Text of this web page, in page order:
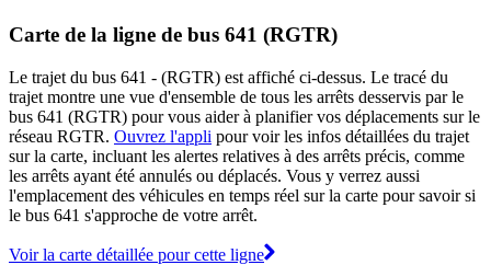
Carte de la ligne de bus 641 (RGTR)
Le trajet du bus 641 - (RGTR) est affiché ci-dessus. Le tracé du
trajet montre une vue d'ensemble de tous les arrêts desservis par le
bus 641 (RGTR) pour vous aider à planifier vos déplacements sur le
réseau RGTR. Ouvrez l'appli pour voir les infos détaillées du trajet
sur la carte, incluant les alertes relatives à des arrêts précis, comme
les arrêts ayant été annulés ou déplacés. Vous y verrez aussi
l'emplacement des véhicules en temps réel sur la carte pour savoir si
le bus 641 s'approche de votre arrêt.
Voir la carte détaillée pour cette ligne